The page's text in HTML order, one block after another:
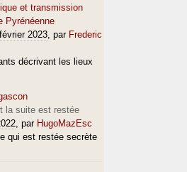
et transmission
Pyrénéenne
2023, par Frederic
décrivant les lieux
la suite est restée
, par HugoMazEsc
qui est restée secrète